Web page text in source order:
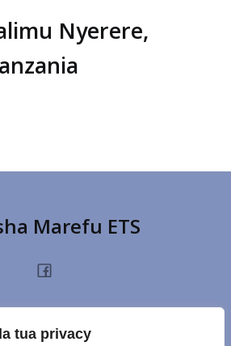
tua privacy
Nyerere,
Marefu ETS
NOTIZIEPRIVACY POLICY